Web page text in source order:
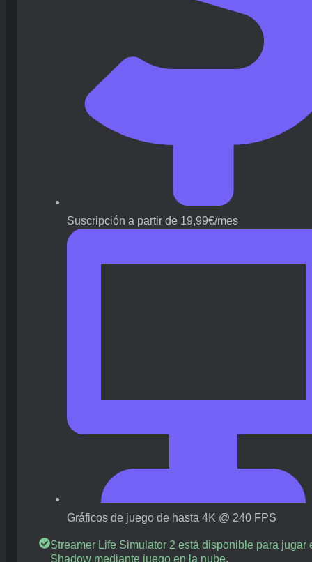
Suscripción a partir de 19,99€/mes
Gráficos de juego de hasta 4K @ 240 FPS
Streamer Life Simulator 2 está disponible para jugar
Shadow mediante juego en la nube.